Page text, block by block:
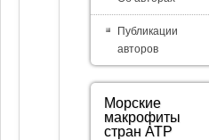
Публикации
авторов
Морские
макрофиты
стран АТР